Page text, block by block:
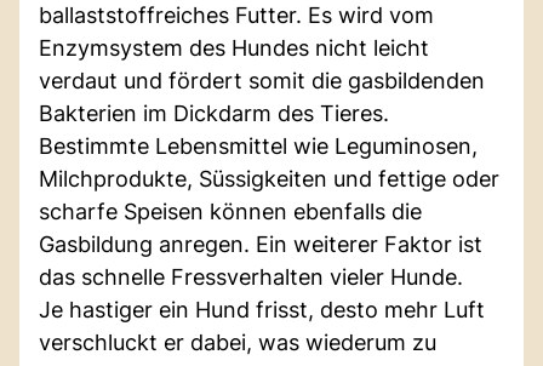
ballaststoffreiches Futter. Es wird vom
Enzymsystem des Hundes nicht leicht
verdaut und fördert somit die gasbildenden
Bakterien im Dickdarm des Tieres.
Bestimmte Lebensmittel wie Leguminosen,
Milchprodukte, Süssigkeiten und fettige oder
scharfe Speisen können ebenfalls die
Gasbildung anregen. Ein weiterer Faktor ist
das schnelle Fressverhalten vieler Hunde.
Je hastiger ein Hund frisst, desto mehr Luft
verschluckt er dabei, was wiederum zu